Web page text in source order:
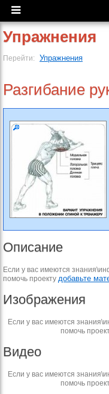
Упражнения
Перейти: Упражнения
Разгибание
Описание
Если у вас имеются
помочь проекту добавьте
Изображения
Если у вас имеются
помочь
Видео
Если у вас имеются
помочь